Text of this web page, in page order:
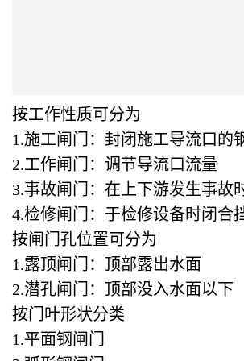
按工作性质可分为
1.施工闸门：封闭施工导流口
2.工作闸门：调节导流口流量
3.事故闸门：在上下游发生事
4.检修闸门：于检修设备时
按闸门孔位置可分为
1.露顶闸门：顶部露出水面
2.潜孔闸门：顶部没入水面
按门叶形状分类
1.平面钢闸门